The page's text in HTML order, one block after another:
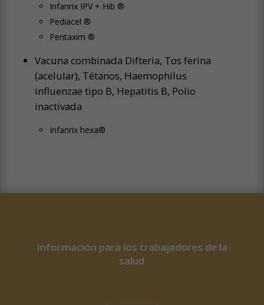
Infanrix IPV + Hib ®
Pediacel ®
Pentaxim ®
Vacuna combinada Difteria, Tos ferina
(acelular), Tétanos, Haemophilus
influenzae tipo B, Hepatitis B, Polio
inactivada
Infanrix hexa®
Información para los trabajadores de la
salud